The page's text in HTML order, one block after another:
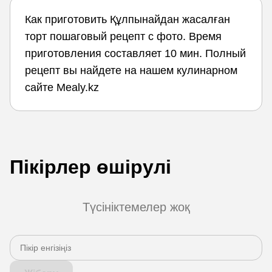
Как приготовить Құлпынайдан жасалған
торт пошаговый рецепт с фото. Время
приготовления составляет 10 мин. Полный
рецепт вы найдете на нашем кулинарном
сайте Mealy.kz
Пікірлер өшірулі
Түсініктемелер жоқ